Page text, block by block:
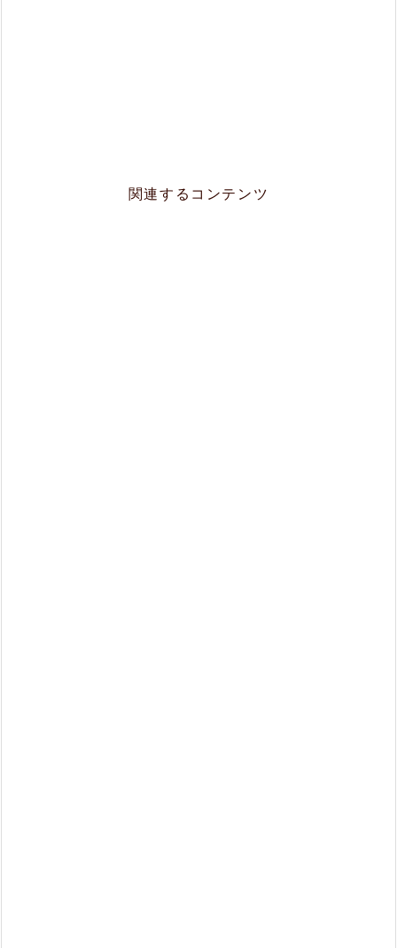
関連するコンテンツ